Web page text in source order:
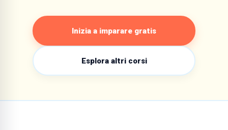
Inizia a imparare gratis
Esplora altri corsi